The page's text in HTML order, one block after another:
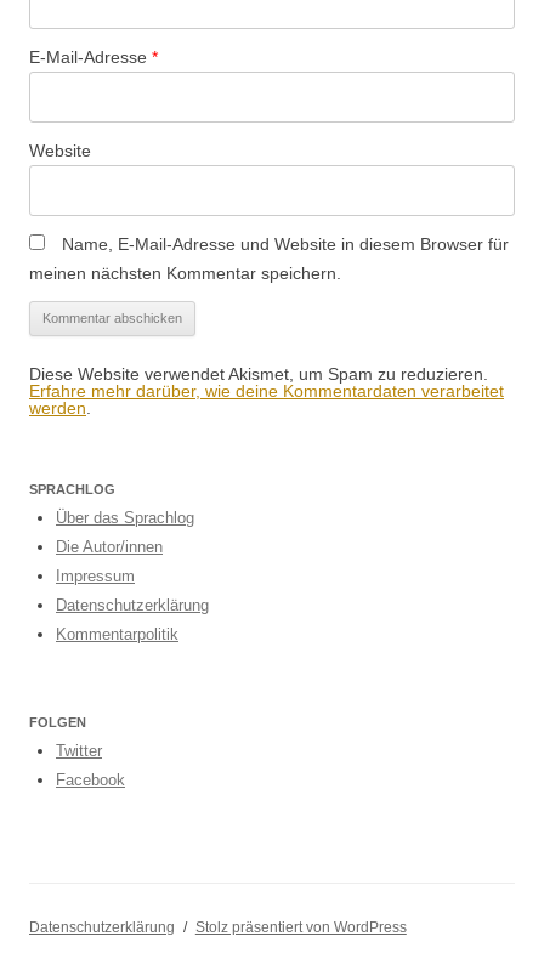
E-Mail-Adresse *
Website
Name, E-Mail-Adresse und Website in diesem Browser für
meinen nächsten Kommentar speichern.
Diese Website verwendet Akismet, um Spam zu reduzieren.
Erfahre mehr darüber, wie deine Kommentardaten verarbeitet
werden
SPRACHLOG
Über das Sprachlog
Die Autor/innen
Impressum
Datenschutzerklärung
Kommentarpolitik
FOLGEN
Twitter
Facebook
Datenschutzerklärung Stolz präsentiert von WordPress